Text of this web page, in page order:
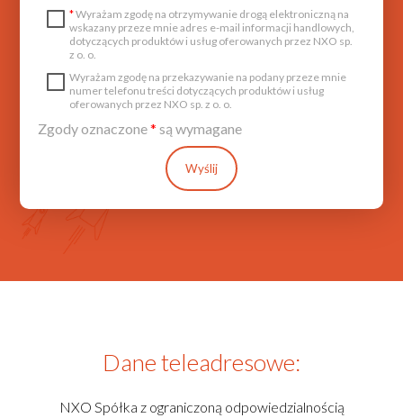
*Wyrażam zgodę na otrzymywanie drogą elektroniczną na
wskazany przeze mnie adres e-mail informacji handlowych,
dotyczących produktów i usług oferowanych przez NXO sp.
z o. o.
Wyrażam zgodę na przekazywanie na podany przeze mnie
numer telefonu treści dotyczących produktów i usług
oferowanych przez NXO sp. z o. o.
Zgody oznaczone* są wymagane
Wyślij
Dane teleadresowe:
NXO Spółka z ograniczoną odpowiedzialnością